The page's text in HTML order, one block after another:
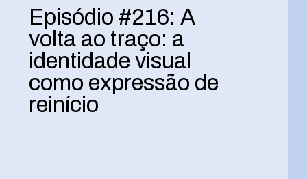
Episódio #216: A
volta ao traço: a
identidade visual
como expressão de
reinício